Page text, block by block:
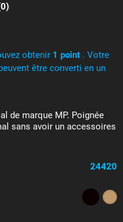
obtenir 1 point . Votre
être converti en un
de marque MP. Poignée
sans avoir un accessoires
24420